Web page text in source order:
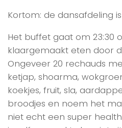
Kortom: de dansafdeling
Het buffet gaat om 23:30
klaargemaakt eten door
Ongeveer 20 rechauds
ketjap, shoarma,
koekjes, fruit, sla,
broodjes en noem het
niet echt een super